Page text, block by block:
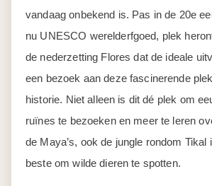
vandaag onbekend is. Pas in de 20e
nu UNESCO werelderfgoed, plek
de nederzetting Flores dat de ideale
een bezoek aan deze fascinerende
historie. Niet alleen is dit dé plek om
ruïnes te bezoeken en meer te leren
de Maya’s, ook de jungle rondom Tikal
beste om wilde dieren te spotten.